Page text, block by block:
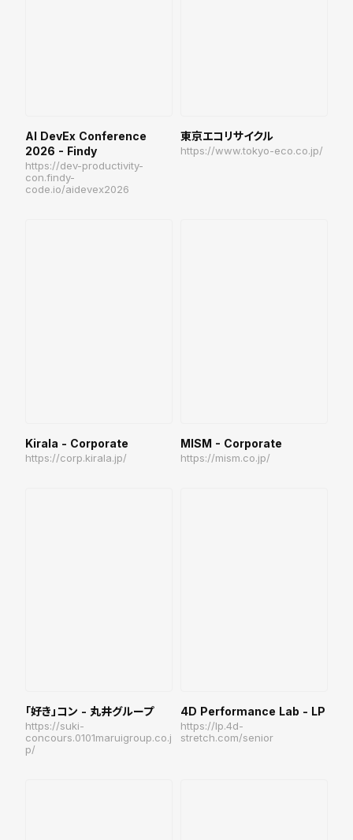
AI DevEx Conference
2026 - Findy
https://dev-productivity-
con.findy-
code.io/aidevex2026
東京エコリサイクル
https://www.tokyo-eco.co.jp/
Kirala - Corporate
https://corp.kirala.jp/
MISM - Corporate
https://mism.co.jp/
「好き」コン - 丸井グループ
https://suki-
concours.0101maruigroup.co.j
p/
4D Performance Lab - LP
https://lp.4d-
stretch.com/senior